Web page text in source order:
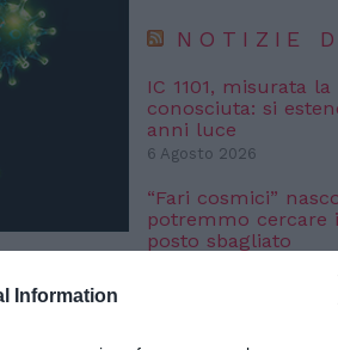
Information
NOTIZIE
IC 1101, misurata
conosciuta: si
anni luce
6 Agosto 2026
“Fari cosmici”
potremmo cercare
posto sbagliato